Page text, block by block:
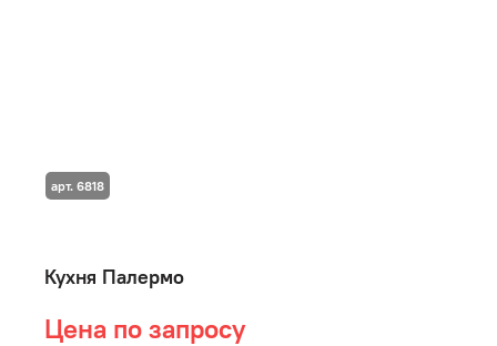
Кухня Палермо
Цена по запросу
арт. 6818